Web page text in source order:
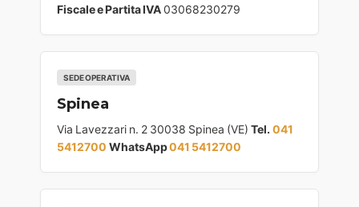
Fiscale e Partita IVA03068230279
SEDE OPERATIVA
Spinea
Via Lavezzari n. 2 30038 Spinea (VE) Tel. 041
5412700 WhatsApp041 5412700